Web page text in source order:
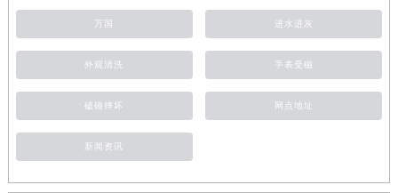
万国 进水进灰
外观清洗 手表受磁
磕碰摔坏 网点地址
新闻资讯